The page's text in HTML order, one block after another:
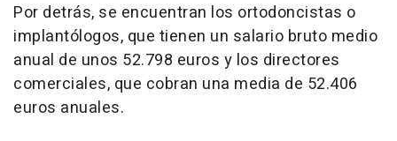
Por detrás, se encuentran los ortodoncistas o
implantólogos, que tienen un salario bruto medio
anual de unos 52.798 euros y los directores
comerciales, que cobran una media de 52.406
euros anuales.